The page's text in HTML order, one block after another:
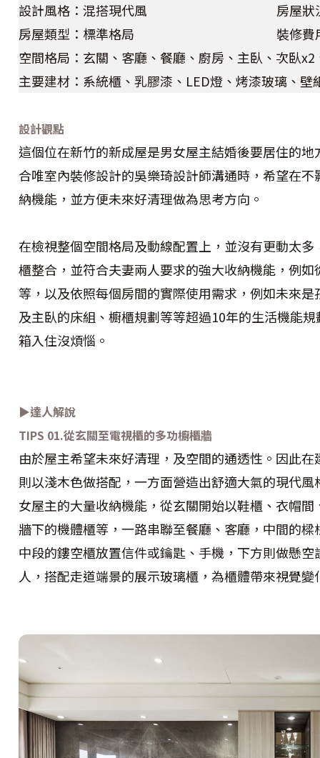
設計風格：混搭現代風
房屋類型：標準格局
房屋狀
裝修費
空間格局：玄關、客廳、餐廳、廚房、主臥、次臥x2
主要建材：系統櫃、乳膠漆、LED燈、烤漆玻璃、壁
設計觀點
這個位在新竹的新成屋是男女屋主結婚後要居住的
合唯室內裝修設計的吳樂琦設計師溝通時，希望在
納機能，並方便未來好清理做為思考方向。
在檢視整個空間格局及動線配置上，並沒有更動太
櫃整合，並符合夫妻兩人要求的強大收納機能，例
等，以及依照每個房間的實際使用需求，例如未來
及主臥的床組、櫥櫃規劃等等超過10年的生活機能
箱入住沒煩惱。
▶達人解說
TIPS 01.從玄關至電視櫃的多功櫥櫃牆
由於屋主希望未來好清理，及空間的通透性。因此
則以淺木色做搭配，一方面營造出舒適大氣的現代
女屋主的大量收納機能，從玄關開始以鞋櫃、衣帽
牆下的機體櫃等，一路串聯至餐廳、客廳，中間的
中段的鏤空櫃放置信件或鑰匙、手機，下方則做懸
人，搭配走道端景的展示玻璃櫃，為櫃體帶來視覺變